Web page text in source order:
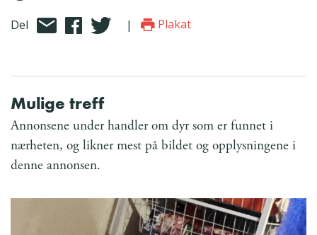
Del | Plakat
Mulige treff
Annonsene under handler om dyr som er funnet i
nærheten, og likner mest på bildet og opplysningene i
denne annonsen.